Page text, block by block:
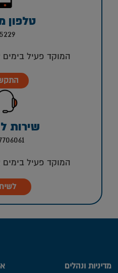
טלפון
5229*
המוקד פעיל בימים א-ה
שירות
המוקד פעיל בימים א-ה
מדיניות ונהלים